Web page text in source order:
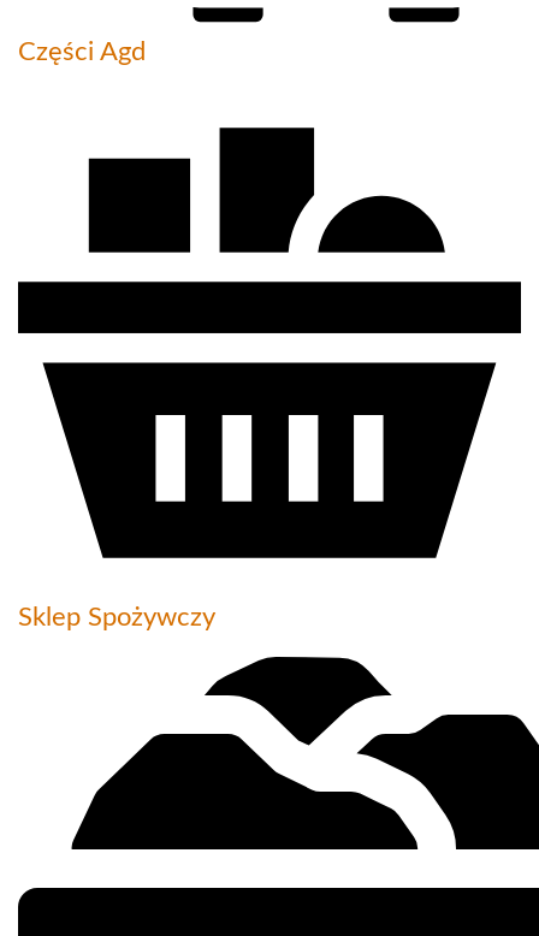
Części Agd
Sklep Spożywczy